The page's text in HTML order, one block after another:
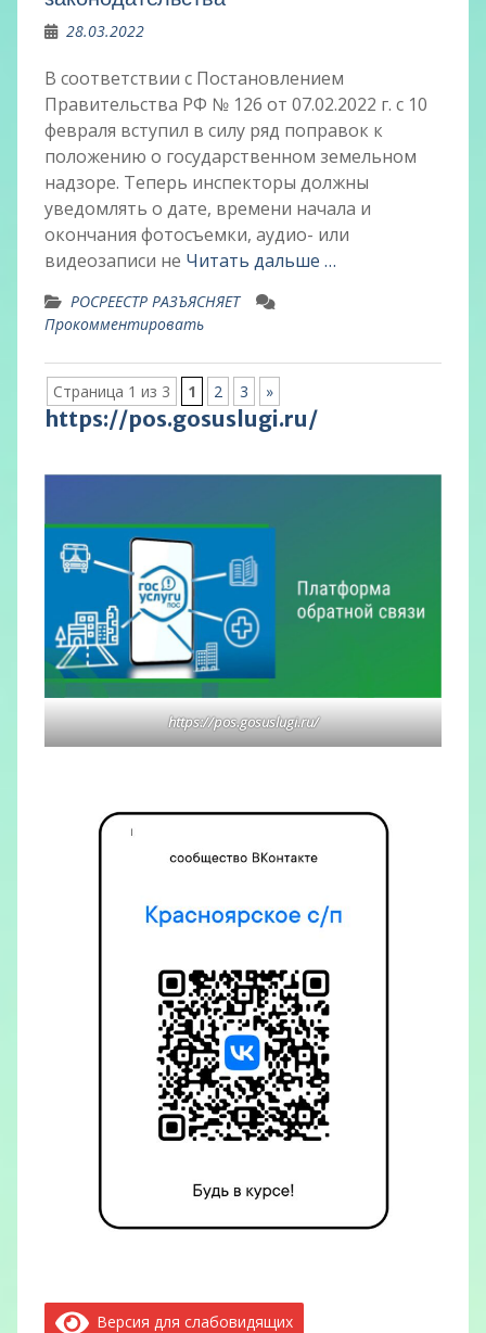
28.03.2022
В соответствии с Постановлением
Правительства РФ № 126 от 07.02.2022 г. с 10
февраля вступил в силу ряд поправок к
положению о государственном земельном
надзоре. Теперь инспекторы должны
уведомлять о дате, времени начала и
окончания фотосъемки, аудио- или
видеозаписи не Читать дальше …
РОСРЕЕСТР РАЗЪЯСНЯЕТ
Прокомментировать
Страница 1 из 3 1 2 3 »
https://pos.gosuslugi.ru/
https://pos.gosuslugi.ru/
Версия для слабовидящих